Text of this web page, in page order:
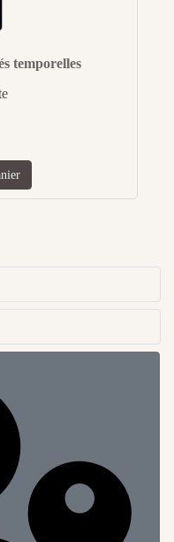
temporelles